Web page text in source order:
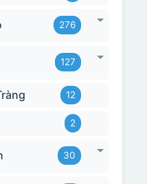
276
127
12
2
30